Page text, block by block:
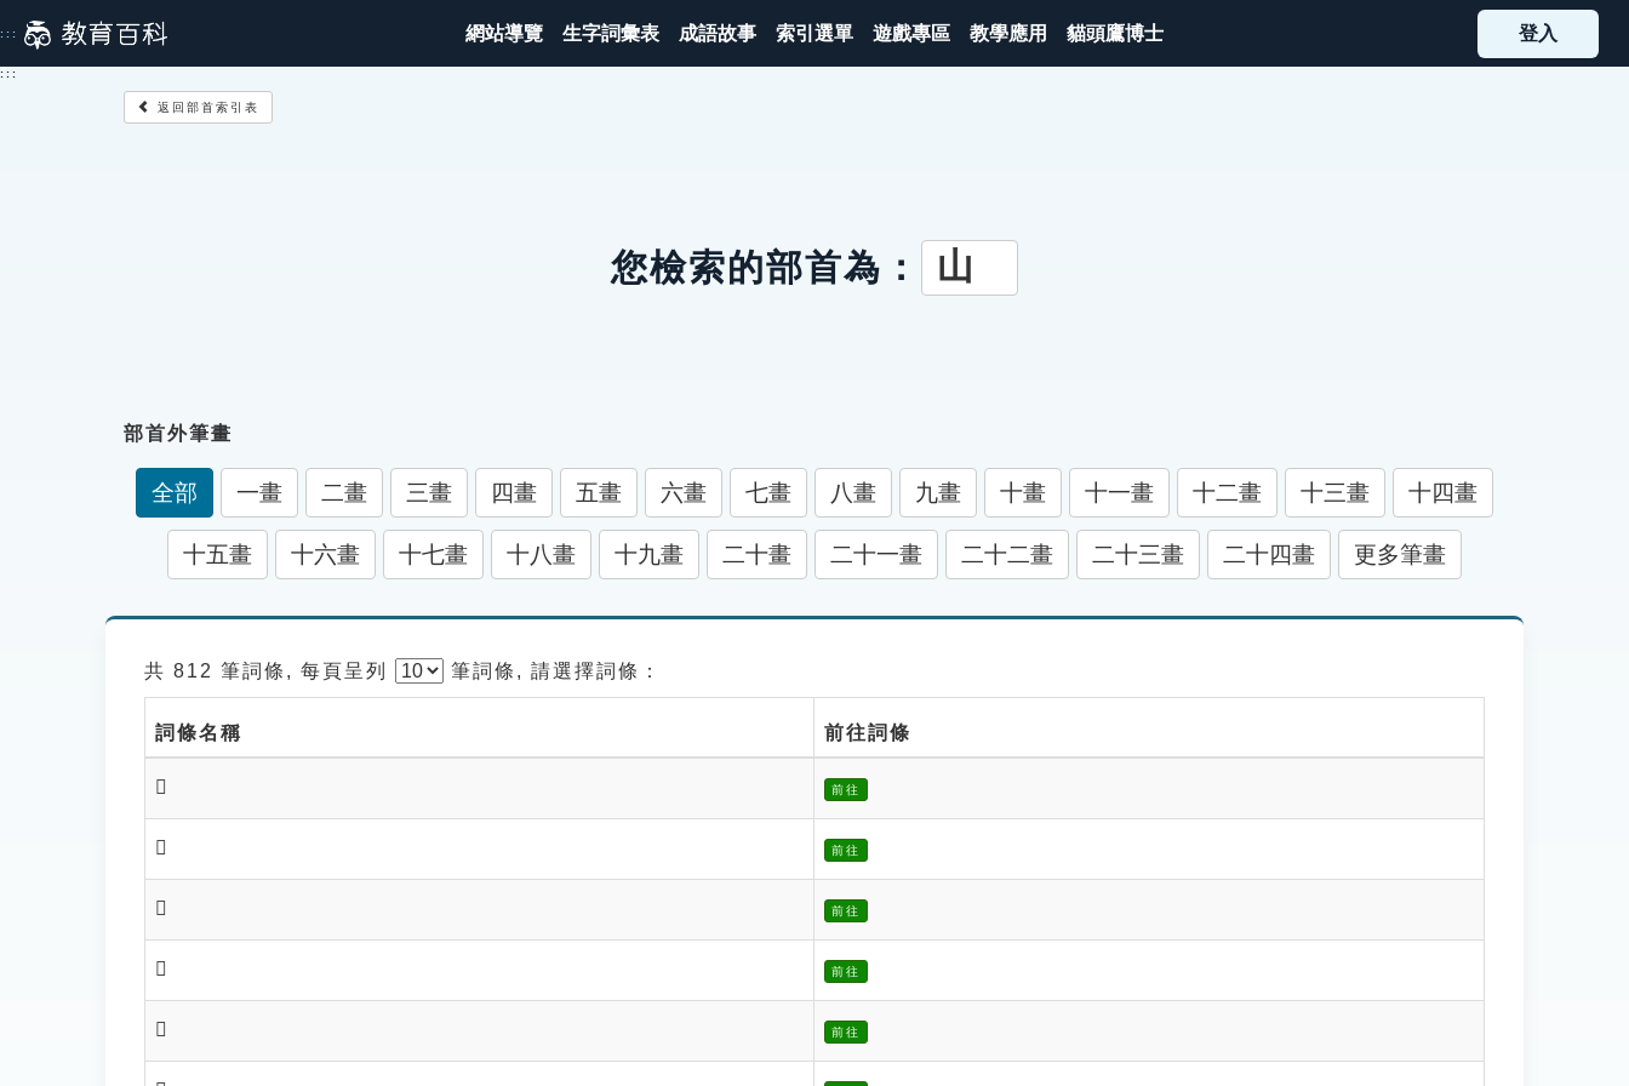
到
主
::: 網站導覽 生字詞彙表 成語故事 索引選單 遊戲專區 教學應用 貓頭鷹博士 登入
:::
返回部首索引表
您檢索的部首為： 山
部首外筆畫
全部 一畫 二畫 三畫 四畫 五畫 六畫 七畫 八畫 九畫 十畫 十一畫 十二畫 十三畫 十四畫
十五畫 十六畫 十七畫 十八畫 十九畫 二十畫 二十一畫 二十二畫 二十三畫 二十四畫 更多筆畫
共 812 筆詞條, 每頁呈列 筆詞條, 請選擇詞條：
詞條名稱 前往詞條
𡽝 前往
𡽝 前往
𡽟 前往
𡽟 前往
𡽠 前往